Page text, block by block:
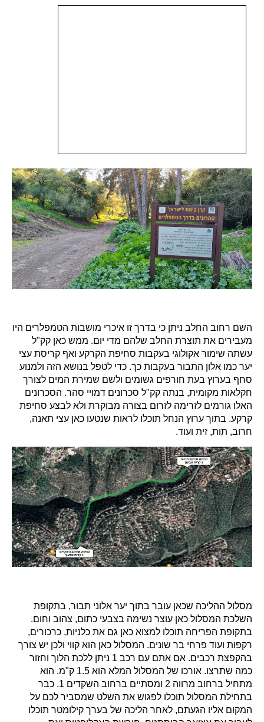
השם רחוב החלב ניתן כי בדרך זו איכרי מושבות הטמפלרים היו
מעבירים את תוצרת החלב שלהם מדי יום. ממש כאן קק"ל
עשתה שימור אקולוגי בעקבות סחיפת הקרקע ואף קריסת עצי
יער כמו אלון התבור בעקבות כך. כדי לטפל בנושא הזה ולמנוע
סחף בערוץ בעת חורפים גשומים ולשם שמירת המים לצורך
חקלאות מקומית, בנתה קק"ל סכרונים דמויי סהר. הסכרונים
האלו גורמים לזרימה לזרום בצורה מבוקרת ולא לבצע סחיפת
קרקע. בתוך ערוץ הנחל תוכלו לראות שנטעו כאן עצי תאנה,
חרוב, תות, זית ועוד.
מסלול ההליכה שכאן עובר בתוך יער אלוני תבור, בתקופת
השלכת המסלול כאן עוצר נשימה בצבעי כתום, צהוב וחום.
בתקופת הפריחה תוכלו למצוא כאן גם את כלניות, כרכורים,
רקפות ועוד פרחי בר שונים. המסלול כאן הוא קווי ולכן יש צורך
בהקפצת רכבים. אם אתם עם רכב 1 ניתן ללכת הלוך וחזור
כמה שתרצו. אורכו של המסלול המלא הוא 1.5 ק"מ. הוא
מתחיל ברחוב מרווה 2 ומסתיים ברחוב השקדים 1. כבר
בתחילת המסלול תוכלו לפגוש את השלט שמסביר לכם על
המקום אליו הגעתם, לאחר הליכה של בערך קילומטר תוכלו